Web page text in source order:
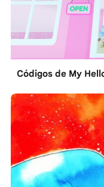
Códigos de My